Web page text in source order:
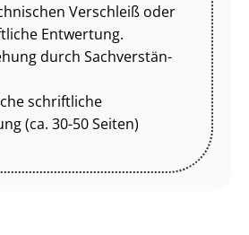
Verschleiß oder
Entwertung.
durch Sach­ver­stän­
schriftliche
(ca. 30-50 Seiten)